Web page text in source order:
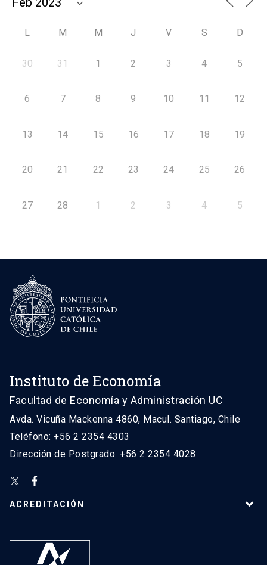
L M M J V S D
30 31 1 2 3 4 5
6 7 8 9 10 11 12
13 14 15 16 17 18 19
20 21 22 23 24 25 26
27 28 1 2 3 4 5
Instituto de Economía
Facultad de Economía y Administración UC
Avda. Vicuña Mackenna 4860, Macul. Santiago, Chile
Teléfono: +56 2 2354 4303
Dirección de Postgrado: +56 2 2354 4028
ACREDITACIÓN